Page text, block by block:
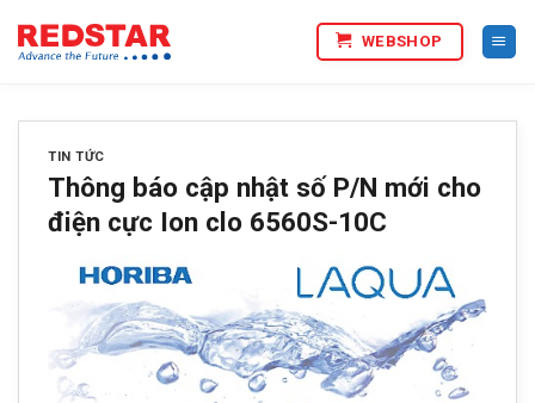
qua
WEBSHOP
TIN TỨC
Thông báo cập nhật số P/N mới cho
điện cực Ion clo 6560S-10C